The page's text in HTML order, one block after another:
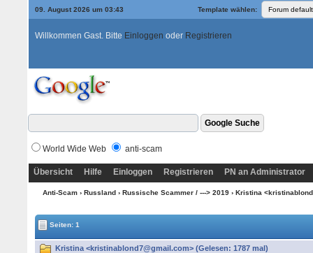
09. August 2026 um 03:43 Template wählen:
Willkommen Gast. Bitte Einloggen oder Registrieren
World Wide Web anti-scam
Übersicht Hilfe Einloggen Registrieren PN an Administrator
Anti-Scam› Russland› Russische Scammer / ---> 2019› Kristina
Seiten: 1
Kristina <kristinablond7@gmail.com> (Gelesen: 1787 mal)